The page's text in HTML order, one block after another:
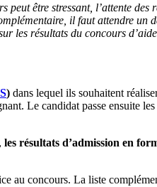
être stressant, l’attente des
il faut attendre un
les résultats du concours
) dans lequel ils souhaitent
Le candidat passe ensuite
les résultats d’admission en
au concours. La liste